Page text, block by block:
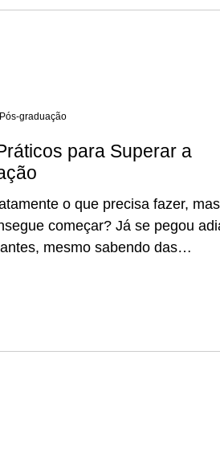
contatos é fundamental.
para Superar a
o que precisa fazer,
começar? Já se pegou
mesmo sabendo das
graduação